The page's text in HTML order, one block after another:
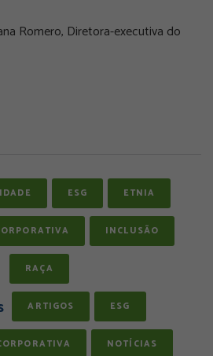
Romero, Diretora-executiva do
ESG ETNIA
INCLUSÃO
RAÇA
ARTIGOS ESG
NOTÍCIAS